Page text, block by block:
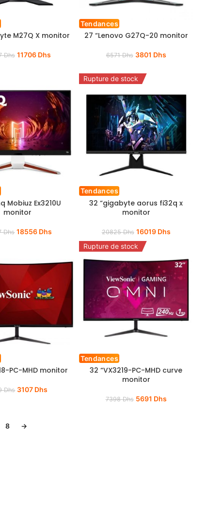
M27Q X monitor
Dhs 11706 Dhs
Tendances
27 “Lenovo G27Q-20 monitor
6571Dhs 3801 Dhs
Mobiuz Ex3210U
monitor
Dhs 18556 Dhs
Rupture de stock
Tendances
32 “gigabyte aorus fi32q x
monitor
20825Dhs 16019 Dhs
PC-MHD monitor
Dhs 3107 Dhs
Rupture de stock
Tendances
32 “VX3219-PC-MHD curve
monitor
7398Dhs 5691 Dhs
8 →